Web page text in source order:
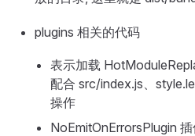
plugins 相关的代码
表示加载
配合 src/index.js、
操作
NoEmitOnErrorsPlugin